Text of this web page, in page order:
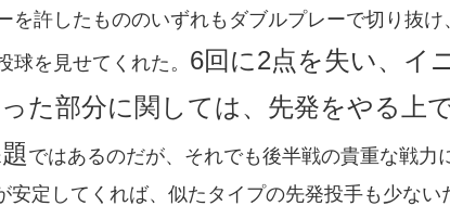
を許したもののいずれもダブルプレーで切り抜け
を見せてくれた。 6回に2点を失い、イ
た部分に関しては、先発をやる上
ではあるのだが、それでも後半戦の貴重な戦力
安定してくれば、似たタイプの先発投手も少ない